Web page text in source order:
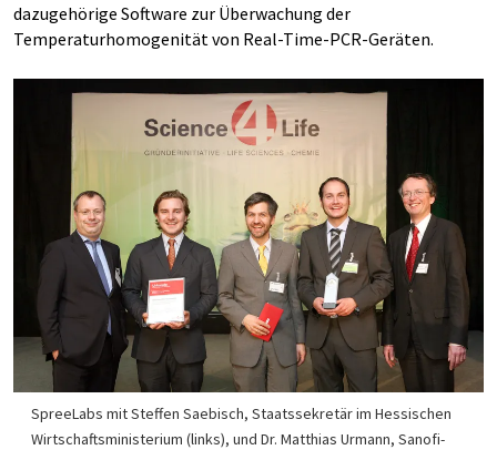
dazugehörige Software zur Überwachung der
Temperaturhomogenität von Real-Time-PCR-Geräten.
SpreeLabs mit Steffen Saebisch, Staatssekretär im Hessischen
Wirtschaftsministerium (links), und Dr. Matthias Urmann, Sanofi-